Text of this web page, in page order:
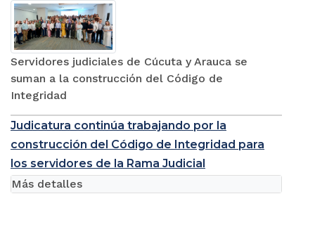
Servidores judiciales de Cúcuta y Arauca se
suman a la construcción del Código de
Integridad
Judicatura continúa trabajando por la
construcción del Código de Integridad para
los servidores de la Rama Judicial
Más detalles